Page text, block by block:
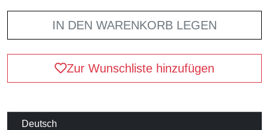
IN DEN WARENKORB LEGEN
Zur Wunschliste hinzufügen
Deutsch